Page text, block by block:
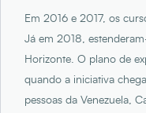
Em 2016 e 2017, os
Já em 2018,
Horizonte. O plano de
quando a iniciativa
pessoas da Venezuela,